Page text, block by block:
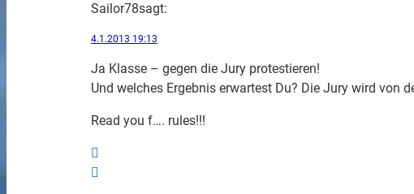
Sailor78sagt:
4.1.2013 19:13
Ja Klasse – gegen die Jury protestieren!
Und welches Ergebnis erwartest Du? Die Jury wird von
Read you f…. rules!!!